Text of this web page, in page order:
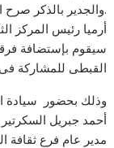
.والجدير بالذكر صرح
أرميا رئيس المركز
سيقوم بإستضافة
القبطى للمشاركة فى
وذلك بحضور سيادة
أحمد جبريل
مدير عام فرع ثقافة